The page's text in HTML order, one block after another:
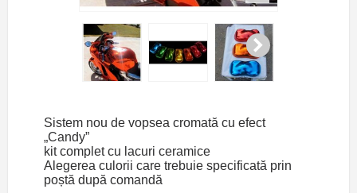
Sistem nou de vopsea cromată cu efect
„Candy”
kit complet cu lacuri ceramice
Alegerea culorii care trebuie specificată prin
poștă după comandă